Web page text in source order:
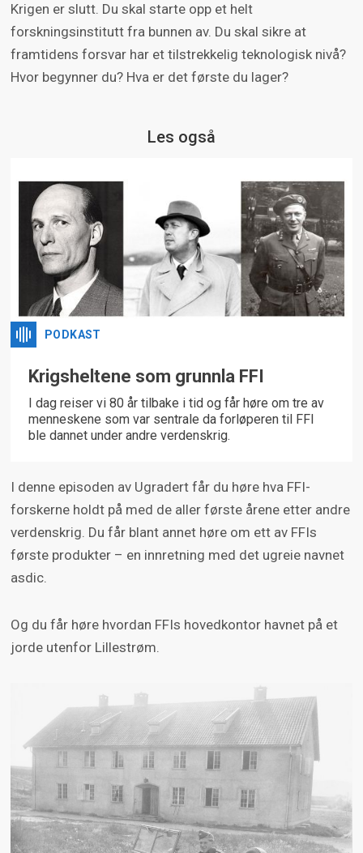
Krigen er slutt. Du skal starte opp et helt
forskningsinstitutt fra bunnen av. Du skal sikre at
framtidens forsvar har et tilstrekkelig teknologisk nivå?
Hvor begynner du? Hva er det første du lager?
Les også
PODKAST
Krigsheltene som grunnla FFI
I dag reiser vi 80 år tilbake i tid og får høre om tre av
menneskene som var sentrale da forløperen til FFI
ble dannet under andre verdenskrig.
I denne episoden av Ugradert får du høre hva FFI-
forskerne holdt på med de aller første årene etter andre
verdenskrig. Du får blant annet høre om ett av FFIs
første produkter – en innretning med det ugreie navnet
asdic.
Og du får høre hvordan FFIs hovedkontor havnet på et
jorde utenfor Lillestrøm.